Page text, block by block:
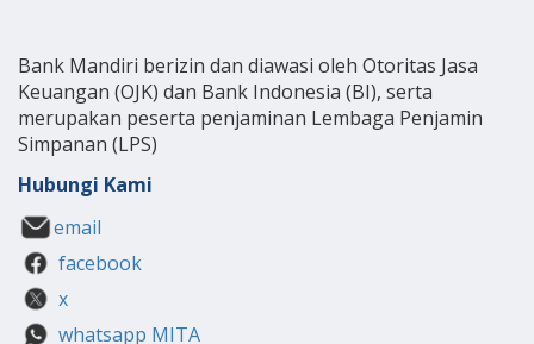
Bank Mandiri berizin dan diawasi oleh Otoritas Jasa
Keuangan (OJK) dan Bank Indonesia (BI), serta
merupakan peserta penjaminan Lembaga Penjamin
Simpanan (LPS)
Hubungi Kami
email
facebook
x
whatsapp MITA